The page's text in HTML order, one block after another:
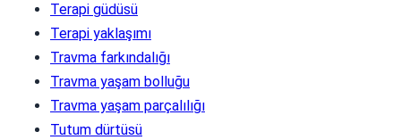
Terapi güdüsü
Terapi yaklaşımı
Travma farkındalığı
Travma yaşam bolluğu
Travma yaşam parçalılığı
Tutum dürtüsü